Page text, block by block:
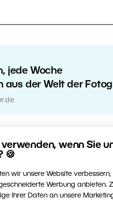
wenn Sie
🍪
wir unsere Website verbessern,
Werbung anbieten.
Ihrer Daten an unsere
jede Woche
aus der Welt der